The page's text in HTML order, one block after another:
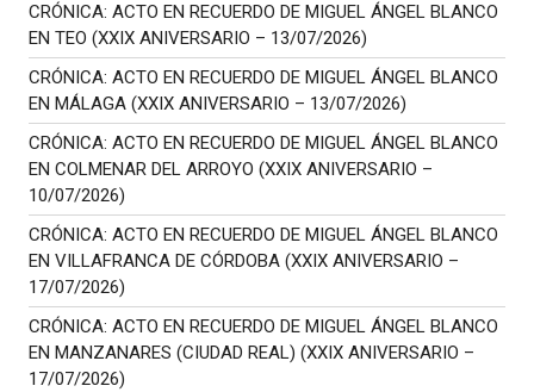
CRÓNICA: ACTO EN RECUERDO DE MIGUEL ÁNGEL BLANCO
EN TEO (XXIX ANIVERSARIO – 13/07/2026)
CRÓNICA: ACTO EN RECUERDO DE MIGUEL ÁNGEL BLANCO
EN MÁLAGA (XXIX ANIVERSARIO – 13/07/2026)
CRÓNICA: ACTO EN RECUERDO DE MIGUEL ÁNGEL BLANCO
EN COLMENAR DEL ARROYO (XXIX ANIVERSARIO –
10/07/2026)
CRÓNICA: ACTO EN RECUERDO DE MIGUEL ÁNGEL BLANCO
EN VILLAFRANCA DE CÓRDOBA (XXIX ANIVERSARIO –
17/07/2026)
CRÓNICA: ACTO EN RECUERDO DE MIGUEL ÁNGEL BLANCO
EN MANZANARES (CIUDAD REAL) (XXIX ANIVERSARIO –
17/07/2026)